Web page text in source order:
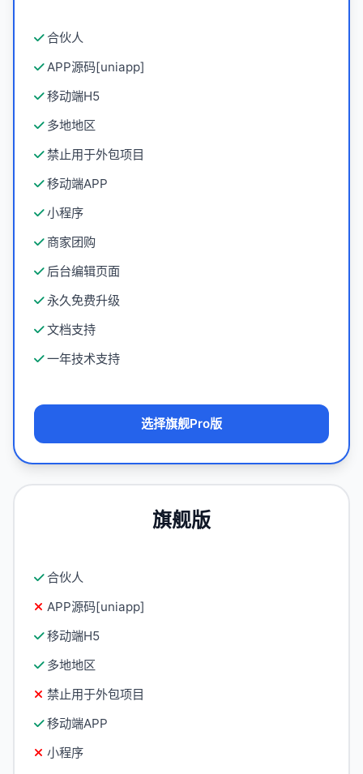
合伙人
APP源码[uniapp]
移动端H5
多地地区
禁止用于外包项目
移动端APP
小程序
商家团购
后台编辑页面
永久免费升级
文档支持
一年技术支持
选择旗舰Pro版
旗舰版
合伙人
APP源码[uniapp]
移动端H5
多地地区
禁止用于外包项目
移动端APP
小程序